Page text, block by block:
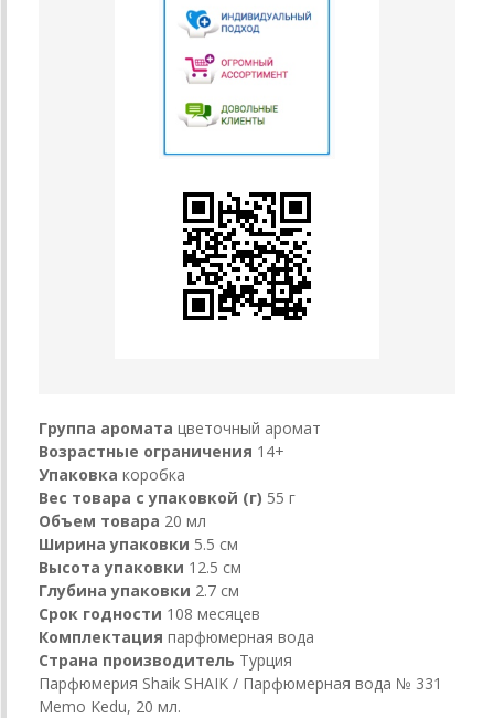
Группа аромата цветочный аромат
Возрастные ограничения 14+
Упаковка коробка
Вес товара с упаковкой (г) 55 г
Объем товара 20 мл
Ширина упаковки 5.5 см
Высота упаковки 12.5 см
Глубина упаковки 2.7 см
Срок годности 108 месяцев
Комплектация парфюмерная вода
Страна производитель Турция
Парфюмерия Shaik SHAIK / Парфюмерная вода № 331
Memo Kedu, 20 мл.